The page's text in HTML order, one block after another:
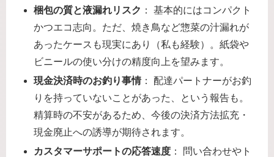
梱包の質と液漏れリスク ： 基本的にはコンパクト
かつエコ志向。ただ、焼き鳥など惣菜の汁漏れが
あったケースも現実にあり（私も経験）。紙袋や
ビニールの使い分けの精度向上を望みます。
現金決済時のお釣り事情： 配達パートナーがお釣
りを持っていないことがあった、という報告も。
精算時の不安があるため、今後の決済方法拡充・
現金廃止への誘導が期待されます。
カスタマーサポートの応答速度 ： 問い合わせやト